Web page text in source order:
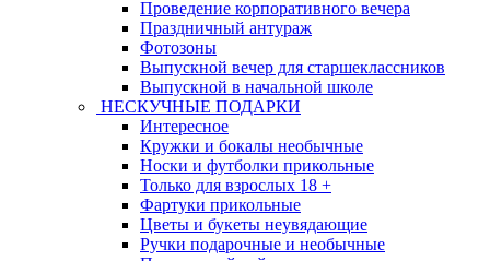
Проведение корпоративного вечера
Праздничный антураж
Фотозоны
Выпускной вечер для старшеклассников
Выпускной в начальной школе
НЕСКУЧНЫЕ ПОДАРКИ
Интересное
Кружки и бокалы необычные
Носки и футболки прикольные
Только для взрослых 18 +
Фартуки прикольные
Цветы и букеты неувядающие
Ручки подарочные и необычные